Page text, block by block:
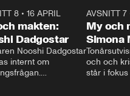
8• 16 APRIL
makten:
Dadgostar
Nooshi Dadgostar
internt om
AVSNITT 7
My och
Simona
och och
står i